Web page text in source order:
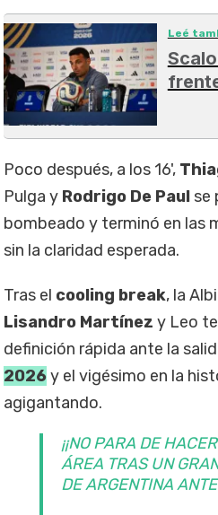
Leé
Poco después, a los 16',
Pulga y Rodrigo De Paulse
bombeado y terminó en las
sin la claridad esperada.
Tras el cooling break, la
Lisandro Martínez y Leo
definición rápida ante la
2026 y el vigésimo en la
agigantando.
¡¡NO PARA DE
ÁREA TRAS UN
DE ARGENTINA